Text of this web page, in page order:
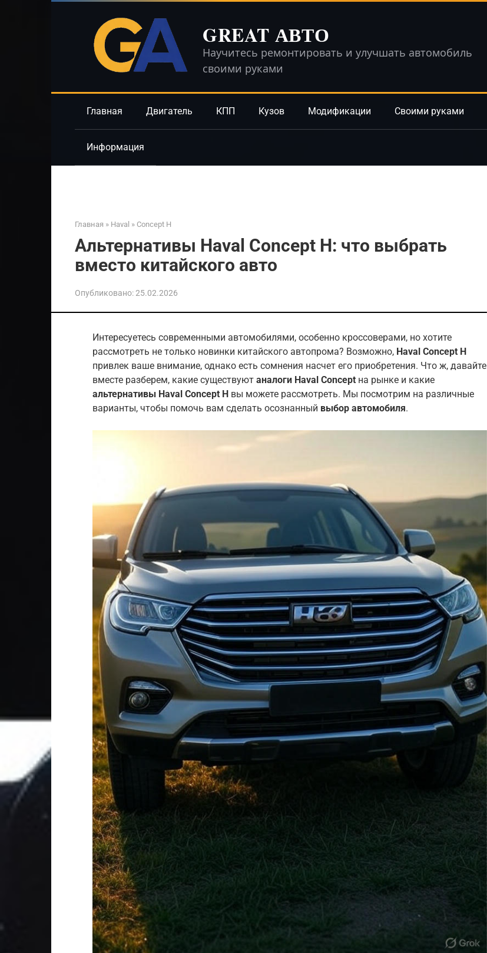
GREAT АВТО
Научитесь ремонтировать и улучшать автомобиль
своими руками
Главная Двигатель КПП Кузов Модификации Своими руками
Информация
Главная » Haval » Concept H
Альтернативы Haval Concept H: что выбрать
вместо китайского авто
Опубликовано:25.02.2026
Интересуетесь современными автомобилями, особенно кроссоверами, но хотите
рассмотреть не только новинки китайского автопрома? Возможно, Haval Concept H
привлек ваше внимание, однако есть сомнения насчет его приобретения. Что ж, давайте
вместе разберем, какие существуют аналоги Haval Concept на рынке и какие
альтернативы Haval Concept H вы можете рассмотреть. Мы посмотрим на различные
варианты, чтобы помочь вам сделать осознанный выбор автомобиля.